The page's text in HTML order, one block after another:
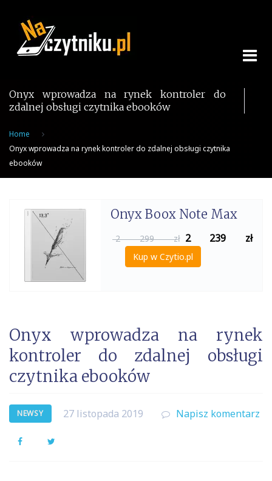
content
Onyx wprowadza na rynek kontroler do
zdalnej obsługi czytnika ebooków
Home
Onyx wprowadza na rynek kontroler do zdalnej obsługi czytnika
ebooków
Onyx Boox Note Max
2 299 zł 2 239 zł
Kup w Czytio.pl
Onyx wprowadza na rynek
kontroler do zdalnej obsługi
czytnika ebooków
NEWSY 27 listopada 2019 Napisz komentarz
Facebook